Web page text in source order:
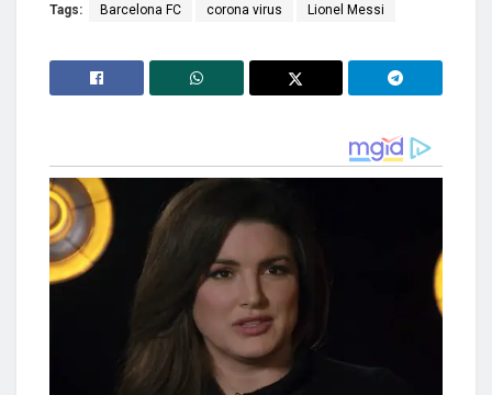
Tags: Barcelona FC corona virus Lionel Messi